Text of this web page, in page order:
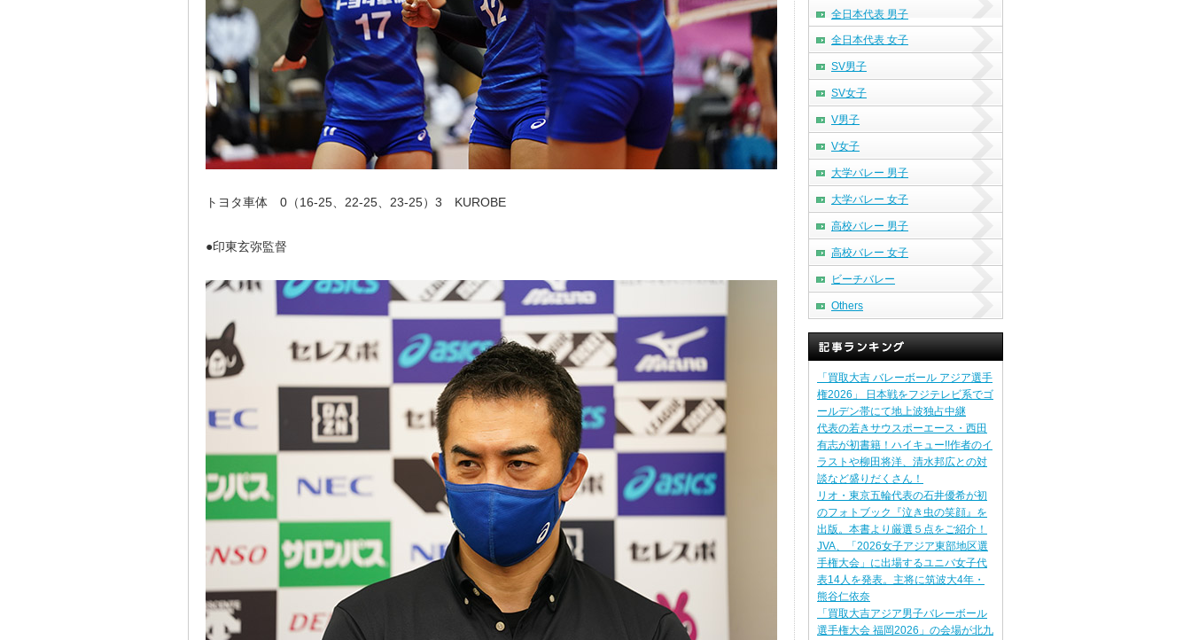
トヨタ車体 0（16-25、22-25、23-25）3 KUROBE
●印東玄弥監督
全日本代表 男子
全日本代表 女子
SV男子
SV女子
V男子
V女子
大学バレー 男子
大学バレー 女子
高校バレー 男子
高校バレー 女子
ビーチバレー
Others
「買取大吉 バレーボール アジア選手
権2026」 日本戦をフジテレビ系でゴ
ールデン帯にて地上波独占中継
代表の若きサウスポーエース・西田
有志が初書籍！ハイキュー!!作者のイ
ラストや柳田将洋、清水邦広との対
談など盛りだくさん！
リオ・東京五輪代表の石井優希が初
のフォトブック『泣き虫の笑顔』を
出版。本書より厳選５点をご紹介！
JVA、「2026女子アジア東部地区選
手権大会」に出場するユニバ女子代
表14人を発表。主将に筑波大4年・
熊谷仁依奈
「買取大吉アジア男子バレーボール
選手権大会 福岡2026」の会場が北九